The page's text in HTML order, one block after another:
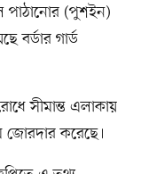
পাঠানোর (পুশইন)
বর্ডার গার্ড
সীমান্ত এলাকায়
জোরদার করেছে।